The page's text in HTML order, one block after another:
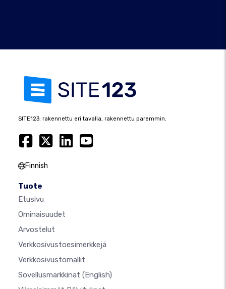
SITE123: rakennettu eri tavalla, rakennettu paremmin.
Finnish
Tuote
Etusivu
Ominaisuudet
Arvostelut
Verkkosivustoesimerkkejä
Verkkosivustomallit
Sovellusmarkkinat (English)